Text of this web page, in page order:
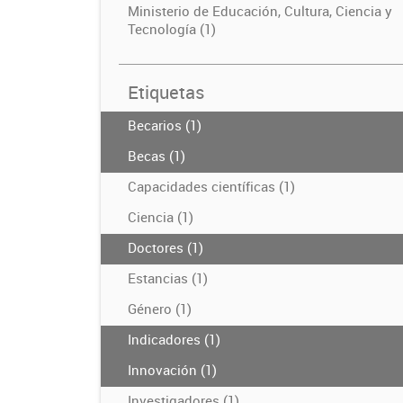
Ministerio de Educación, Cultura, Ciencia y
Tecnología (1)
Etiquetas
Becarios (1)
Becas (1)
Capacidades científicas (1)
Ciencia (1)
Doctores (1)
Estancias (1)
Género (1)
Indicadores (1)
Innovación (1)